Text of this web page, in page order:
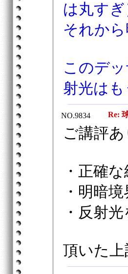
は丸すぎ
それか
このデ
射光は
NO.9834 Re:
ご講評
・正確
・明暗
・反射
頂いた